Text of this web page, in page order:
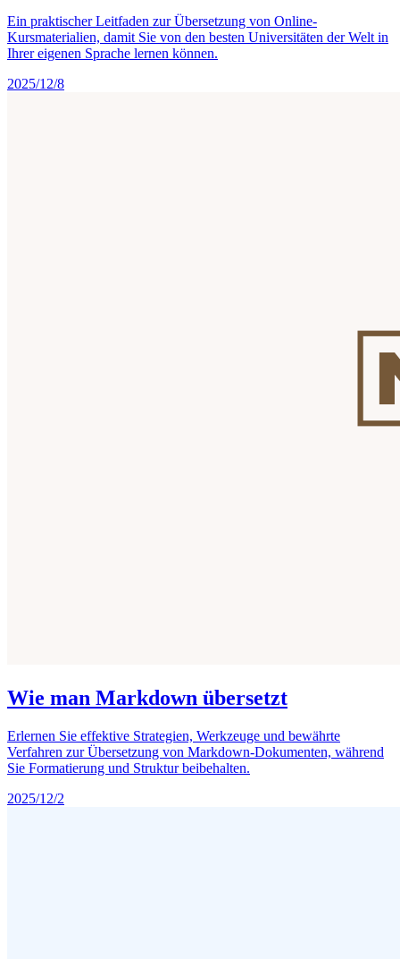
Ein praktischer Leitfaden zur Übersetzung von Online-
Kursmaterialien, damit Sie von den besten Universitäten der Welt in
Ihrer eigenen Sprache lernen können.
2025/12/8
Wie man Markdown übersetzt
Erlernen Sie effektive Strategien, Werkzeuge und bewährte
Verfahren zur Übersetzung von Markdown-Dokumenten, während
Sie Formatierung und Struktur beibehalten.
2025/12/2